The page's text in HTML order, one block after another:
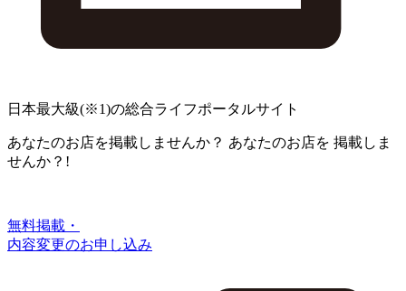
日本最大級(※1)の総合ライフポータルサイト
あなたのお店を掲載しませんか？ あなたのお店を 掲載しま
せんか？!
無料掲載・
内容変更のお申し込み